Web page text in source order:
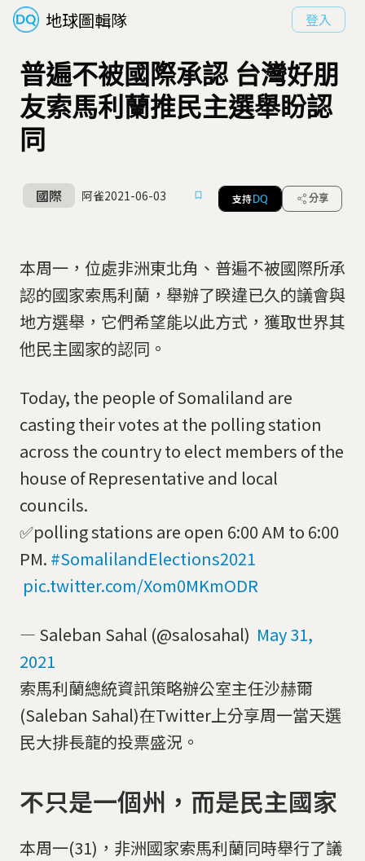
地球圖輯隊 登入
普遍不被國際承認 台灣好朋
友索馬利蘭推民主選舉盼認
同
國際 阿雀2021-06-03 支持 DQ 分享
本周一，位處非洲東北角、普遍不被國際所承
認的國家索馬利蘭，舉辦了睽違已久的議會與
地方選舉，它們希望能以此方式，獲取世界其
他民主國家的認同。
Today, the people of Somaliland are
casting their votes at the polling station
across the country to elect members of the
house of Representative and local
councils.
✅polling stations are open 6:00 AM to 6:00
PM. #SomalilandElections2021
pic.twitter.com/Xom0MKmODR
— Saleban Sahal (@salosahal) May 31,
2021
索馬利蘭總統資訊策略辦公室主任沙赫爾
(Saleban Sahal)在Twitter上分享周一當天選
民大排長龍的投票盛況。
不只是一個州，而是民主國家
本周一(31)，非洲國家索馬利蘭同時舉行了議